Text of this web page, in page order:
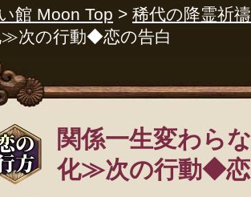
館 Moon Top > 稀代の降霊祈
≫次の行動◆恋の告白
関係一生変わら
化≫次の行動◆恋